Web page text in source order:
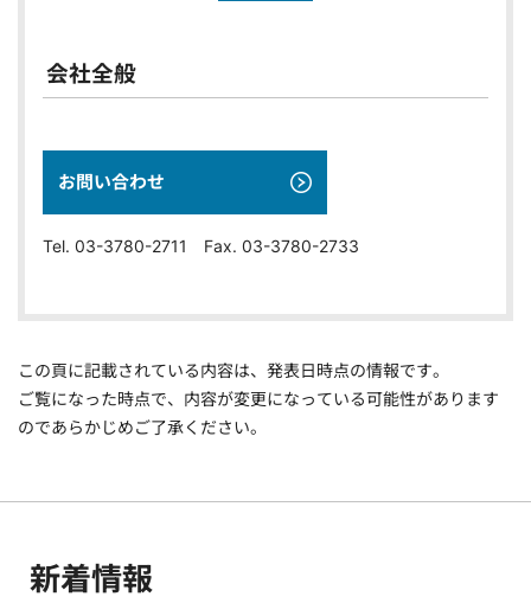
会社全般
お問い合わせ
Tel. 03-3780-2711 Fax. 03-3780-2733
この頁に記載されている内容は、発表日時点の情報です。
ご覧になった時点で、内容が変更になっている可能性があります
のであらかじめご了承ください。
新着情報